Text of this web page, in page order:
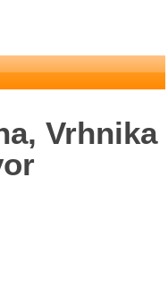
Vrhnika